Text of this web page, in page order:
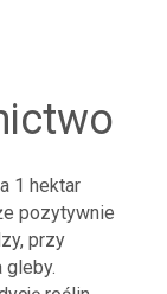
1 hektar
pozytywnie
przy
gleby.